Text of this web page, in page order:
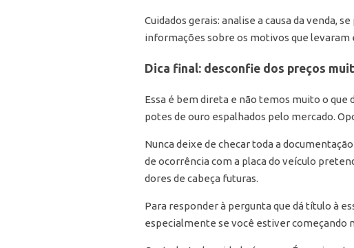
Cuidados gerais: analise a causa da venda,
informações sobre os motivos que levaram
Dica final: desconfie dos preços
Essa é bem direta e não temos muito o que
potes de ouro espalhados pelo mercado.
Nunca deixe de checar toda a
de ocorrência com a placa do veículo
dores de cabeça futuras.
Para responder à pergunta que dá título à
especialmente se você estiver começando